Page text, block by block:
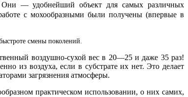
Они — удобнейший объект для самых различных
с мохообразными были получены (впервые в
смены поколений.
воздушно-сухой вес в 20—25 и даже 35 раз!
из воздуха, если в субстрате их нет. Это делает
загрязнения атмосферы.
практическом использовании, о них самих,